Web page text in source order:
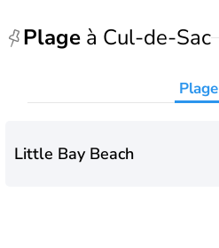
Plage à Cul-de-Sac
Plage
Little Bay Beach